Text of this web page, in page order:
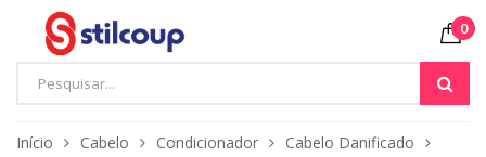
0
Início Cabelo Condicionador
Cabelo Danificado